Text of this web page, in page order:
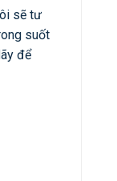
sẽ tư
suốt
để